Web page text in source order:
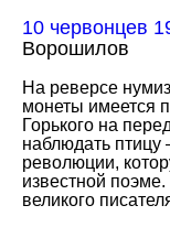
10 червонцев
Ворошилов
На реверсе
монеты имеется
Горького на
наблюдать
революции,
известной
великого